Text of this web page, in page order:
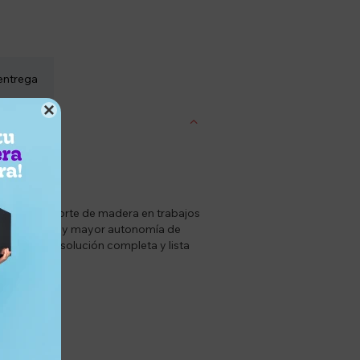

para corte de madera en trabajos
desgaste y mayor autonomía de
en una solución completa y lista